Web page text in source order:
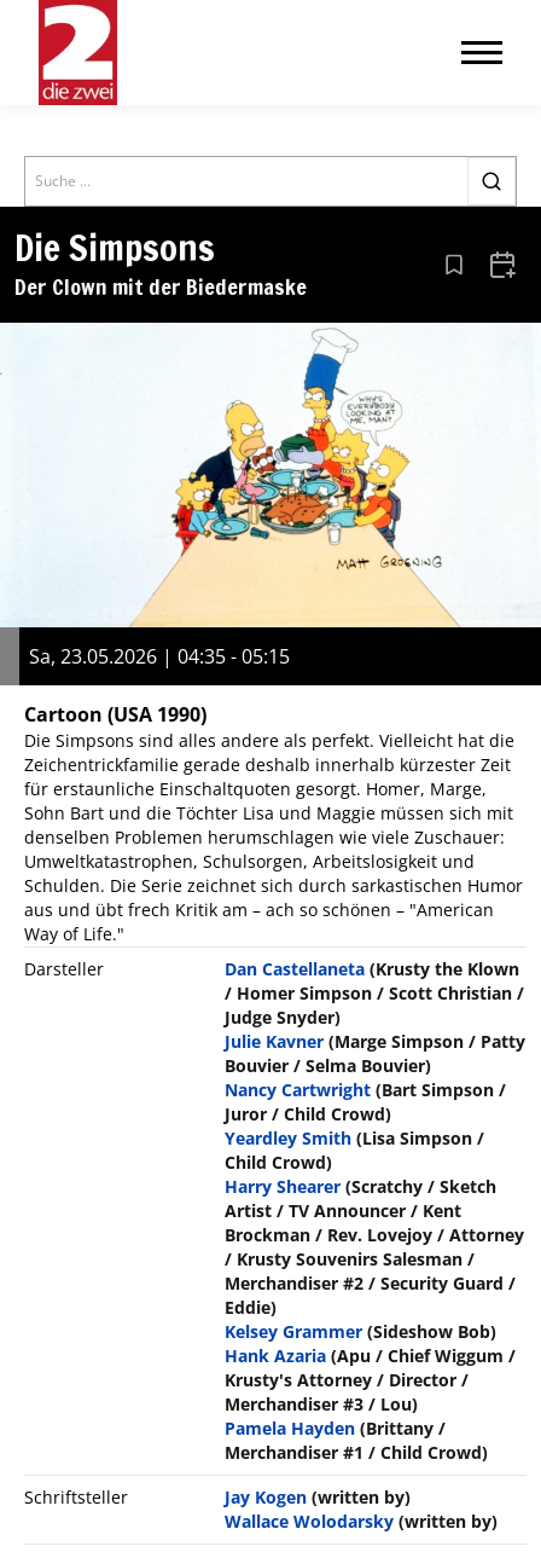
Search
Die Simpsons
Der Clown mit der Biedermaske Aus den
Sa, 23.05.2026 | 04:35 - 05:15
Cartoon (USA 1990)
Die Simpsons sind alles andere als perfekt. Vielleicht hat die
Zeichentrickfamilie gerade deshalb innerhalb kürzester Zeit
für erstaunliche Einschaltquoten gesorgt. Homer, Marge,
Sohn Bart und die Töchter Lisa und Maggie müssen sich mit
denselben Problemen herumschlagen wie viele Zuschauer:
Umweltkatastrophen, Schulsorgen, Arbeitslosigkeit und
Schulden. Die Serie zeichnet sich durch sarkastischen Humor
aus und übt frech Kritik am – ach so schönen – "American
Way of Life."
Darsteller
Dan Castellaneta (Krusty the Klown
/ Homer Simpson / Scott Christian /
Judge Snyder)
Julie Kavner (Marge Simpson / Patty
Bouvier / Selma Bouvier)
Nancy Cartwright (Bart Simpson /
Juror / Child Crowd)
Yeardley Smith (Lisa Simpson /
Child Crowd)
Harry Shearer (Scratchy / Sketch
Artist / TV Announcer / Kent
Brockman / Rev. Lovejoy / Attorney
/ Krusty Souvenirs Salesman /
Merchandiser #2 / Security Guard /
Eddie)
Kelsey Grammer (Sideshow Bob)
Hank Azaria (Apu / Chief Wiggum /
Krusty's Attorney / Director /
Merchandiser #3 / Lou)
Pamela Hayden (Brittany /
Merchandiser #1 / Child Crowd)
Schriftsteller
Jay Kogen (written by)
Wallace Wolodarsky (written by)